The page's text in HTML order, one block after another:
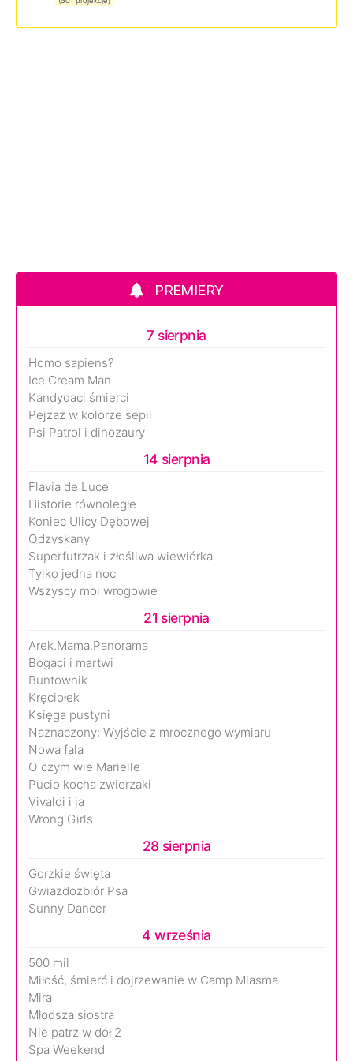
PREMIERY
7 sierpnia
Homo sapiens?
Ice Cream Man
Kandydaci śmierci
Pejzaż w kolorze sepii
Psi Patrol i dinozaury
14 sierpnia
Flavia de Luce
Historie równoległe
Koniec Ulicy Dębowej
Odzyskany
Superfutrzak i złośliwa wiewiórka
Tylko jedna noc
Wszyscy moi wrogowie
21 sierpnia
Arek.Mama.Panorama
Bogaci i martwi
Buntownik
Kręciołek
Księga pustyni
Naznaczony: Wyjście z mrocznego wymiaru
Nowa fala
O czym wie Marielle
Pucio kocha zwierzaki
Vivaldi i ja
Wrong Girls
28 sierpnia
Gorzkie święta
Gwiazdozbiór Psa
Sunny Dancer
4 września
500 mil
Miłość, śmierć i dojrzewanie w Camp Miasma
Mira
Młodsza siostra
Nie patrz w dół 2
Spa Weekend